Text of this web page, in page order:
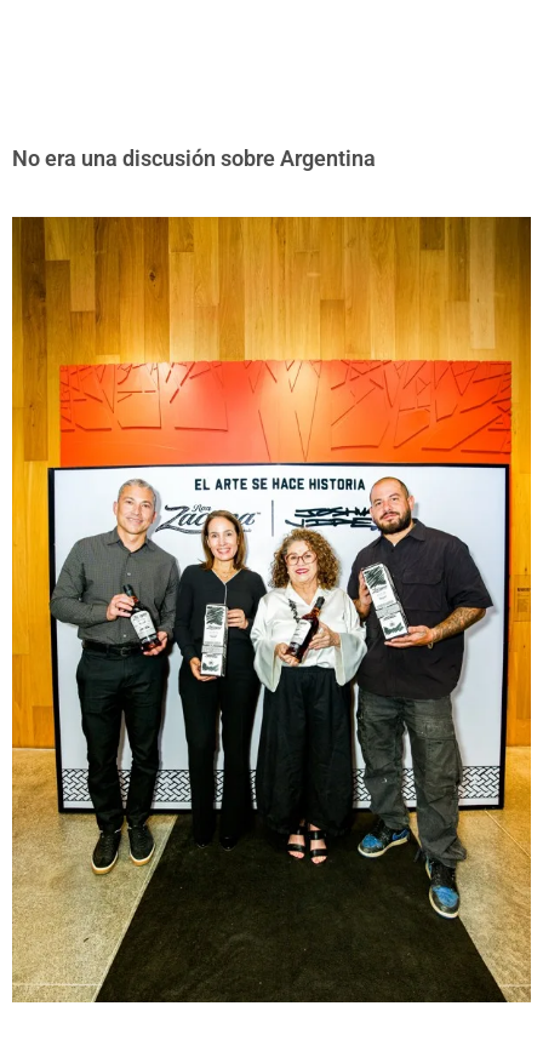
No era una discusión sobre Argentina